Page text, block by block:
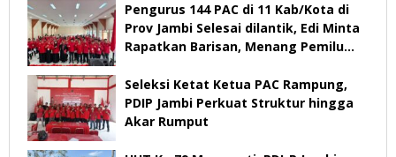
Pengurus 144 PAC di 11 Kab/Kota di
Prov Jambi Selesai dilantik, Edi Minta
Rapatkan Barisan, Menang Pemilu
Seleksi Ketat Ketua PAC Rampung,
PDIP Jambi Perkuat Struktur hingga
Akar Rumput